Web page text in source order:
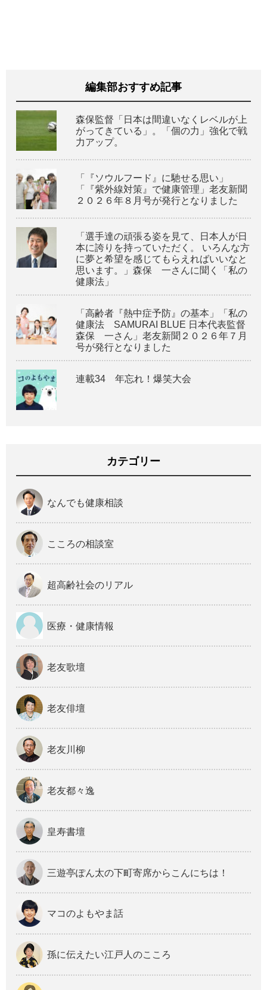
編集部おすすめ記事
森保監督「日本は間違いなくレベルが上
がってきている」。「個の力」強化で戦
力アップ。
「『ソウルフード』に馳せる思い」
「『紫外線対策』で健康管理」老友新聞
２０２６年８月号が発行となりました
「選手達の頑張る姿を見て、日本人が日
本に誇りを持っていただく。 いろんな方
に夢と希望を感じてもらえればいいなと
思います。」森保 一さんに聞く「私の
健康法」
「高齢者『熱中症予防』の基本」「私の
健康法 SAMURAI BLUE 日本代表監督
森保 一さん」老友新聞２０２６年７月
号が発行となりました
連載34 年忘れ！爆笑大会
カテゴリー
なんでも健康相談
こころの相談室
超高齢社会のリアル
医療・健康情報
老友歌壇
老友俳壇
老友川柳
老友都々逸
皇寿書壇
三遊亭ぽん太の下町寄席からこんにちは！
マコのよもやま話
孫に伝えたい江戸人のこころ